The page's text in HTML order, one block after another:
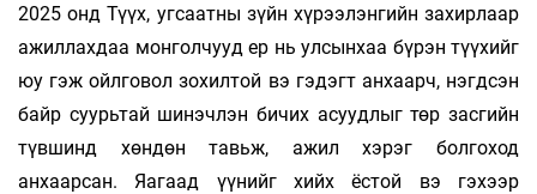
2025 онд Түүх, угсаатны зүйн хүрээлэнгийн захирлаар
ажиллахдаа монголчууд ер нь улсынхаа бүрэн түүхийг
юу гэж ойлговол зохилтой вэ гэдэгт анхаарч, нэгдсэн
байр суурьтай шинэчлэн бичих асуудлыг төр засгийн
түвшинд хөндөн тавьж, ажил хэрэг болгоход
анхаарсан. Яагаад үүнийг хийх ёстой вэ гэхээр